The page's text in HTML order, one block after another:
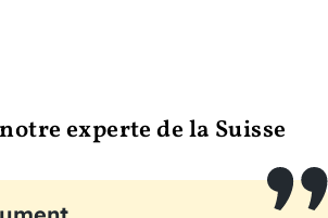
experte de la Suisse